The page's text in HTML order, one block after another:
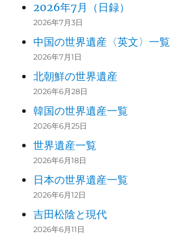
2026年7月（日録）
2026年7月3日
中国の世界遺産〈英文〉一覧
2026年7月1日
北朝鮮の世界遺産
2026年6月28日
韓国の世界遺産一覧
2026年6月25日
世界遺産一覧
2026年6月18日
日本の世界遺産一覧
2026年6月12日
吉田松陰と現代
2026年6月11日